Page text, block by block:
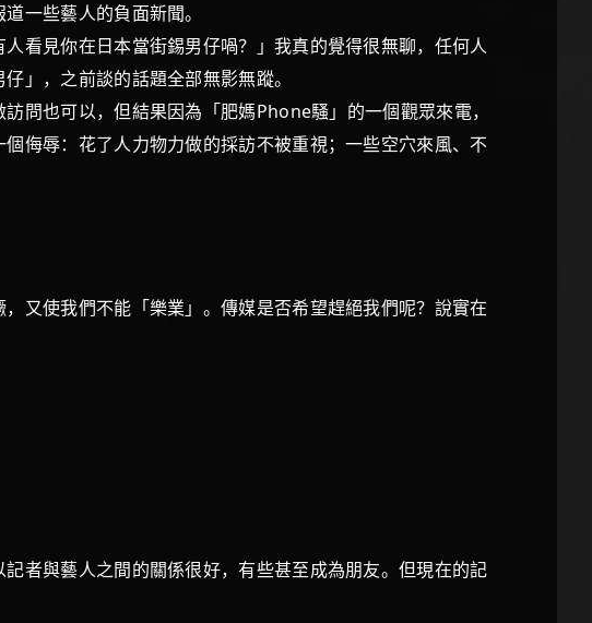
道一些藝人的負面新聞。
見你在日本當街錫男仔喎？」我真的覺得很無聊，任何人
仔」，之前談的話題全部無影無蹤。
也可以，但結果因為「肥媽Phone騷」的一個觀眾來電，
侮辱：花了人力物力做的採訪不被重視；一些空穴來風、不
使我們不能「樂業」。傳媒是否希望趕絕我們呢？說實在
者與藝人之間的關係很好，有些甚至成為朋友。但現在的記